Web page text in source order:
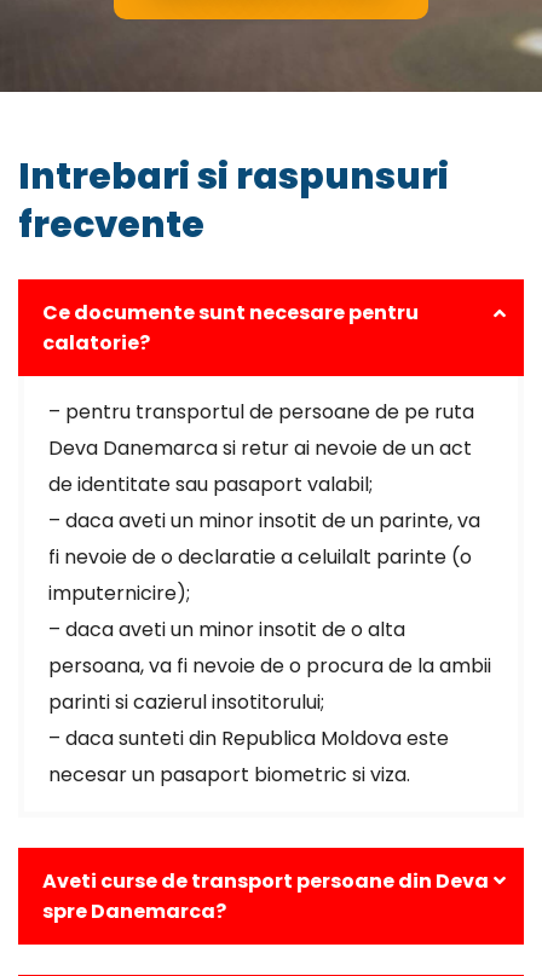
Intrebari si raspunsuri
frecvente
Ce documente sunt necesare pentru
calatorie?
– pentru transportul de persoane de pe ruta
Deva Danemarca si retur ai nevoie de un act
de identitate sau pasaport valabil;
– daca aveti un minor insotit de un parinte, va
fi nevoie de o declaratie a celuilalt parinte (o
imputernicire);
– daca aveti un minor insotit de o alta
persoana, va fi nevoie de o procura de la ambii
parinti si cazierul insotitorului;
– daca sunteti din Republica Moldova este
necesar un pasaport biometric si viza.
Aveti curse de transport persoane din Deva
spre Danemarca?